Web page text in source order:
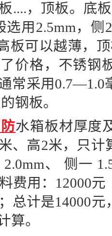
....，顶板。底
用2.5mm，侧
板可以越薄，
价格，不锈钢
常采用0.7—1.0
钢板。
水箱板材厚度
、高2米，只
、 侧一
费用：12000元
总计是14000
算。